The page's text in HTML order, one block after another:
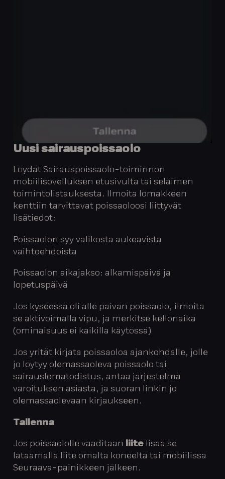
Uusi sairauspoissaolo
Löydät Sairauspoissaolo-toiminnon
mobiilisovelluksen etusivulta tai selaimen
toimintolistauksesta. Ilmoita lomakkeen
kenttiin tarvittavat poissaoloosi liittyvät
lisätiedot:
Poissaolon syy valikosta aukeavista
vaihtoehdoista
Poissaolon aikajakso: alkamispäivä ja
lopetuspäivä
Jos kyseessä oli alle päivän poissaolo, ilmoita
se aktivoimalla vipu, ja merkitse kellonaika
(ominaisuus ei kaikilla käytössä)
Jos yrität kirjata poissaoloa ajankohdalle, jolle
jo löytyy olemassaoleva poissaolo tai
sairauslomatodistus, antaa järjestelmä
varoituksen asiasta, ja suoran linkin jo
olemassaolevaan kirjaukseen.
Tallenna
Jos poissaololle vaaditaan liite lisää se
lataamalla liite omalta koneelta tai mobiilissa
Seuraava-painikkeen jälkeen.